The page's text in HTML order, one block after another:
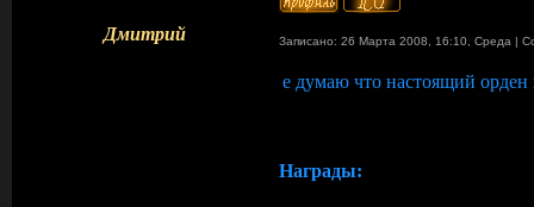
Дмитрий Записано: 26 Марта 2008, 16:10, Среда |
е думаю что настоящий
Награды: